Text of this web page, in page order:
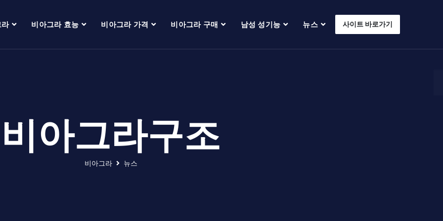
비아그라 효능 비아그라 가격 비아그라 구매 남성 성기능 뉴스 사이트 바로가기
비아그라구조
비아그라 뉴스